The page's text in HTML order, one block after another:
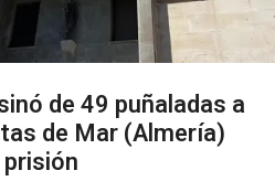
de 49 puñaladas a
de Mar (Almería)